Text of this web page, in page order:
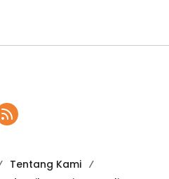
Tentang Kami